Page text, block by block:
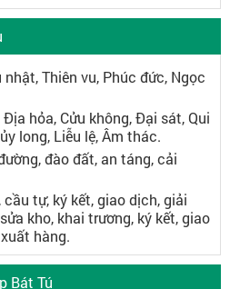
nhật, Thiên vu, Phúc đức, Ngọc
Địa hỏa, Cửu không, Đại sát, Qui
long, Liễu lệ, Âm thác.
đào đất, an táng, cải
cầu tự, ký kết, giao dịch, giải
kho, khai trương, ký kết, giao
hàng.
Bát Tú